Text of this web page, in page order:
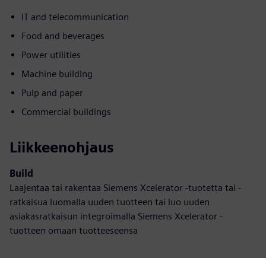
IT and telecommunication
Food and beverages
Power utilities
Machine building
Pulp and paper
Commercial buildings
Liikkeenohjaus
Build
Laajentaa tai rakentaa Siemens Xcelerator -tuotetta tai -
ratkaisua luomalla uuden tuotteen tai luo uuden
asiakasratkaisun integroimalla Siemens Xcelerator -
tuotteen omaan tuotteeseensa